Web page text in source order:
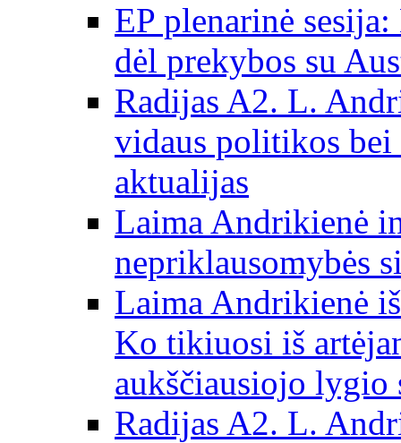
EP plenarinė
dėl prekybos su
Radijas A2. L.
vidaus politikos bei
aktualijas
Laima Andrikienė
nepriklausomybės
Laima Andrikienė
Ko tikiuosi iš
aukščiausiojo lygio
Radijas A2. L.